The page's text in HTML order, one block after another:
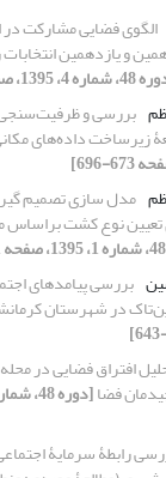
الگوی فضایی مشارکت
و یازدهمین
4، 1395، صفحه 815-829]
بررسی و ظرفیت‌سنجی
زیرساخت داده‌های
مدل سازی تصمیم
نوع کشت
بررسی پیامدهای
در شهرستان
افتراق فضایی در
فضا
رابطۀ سرمایۀ